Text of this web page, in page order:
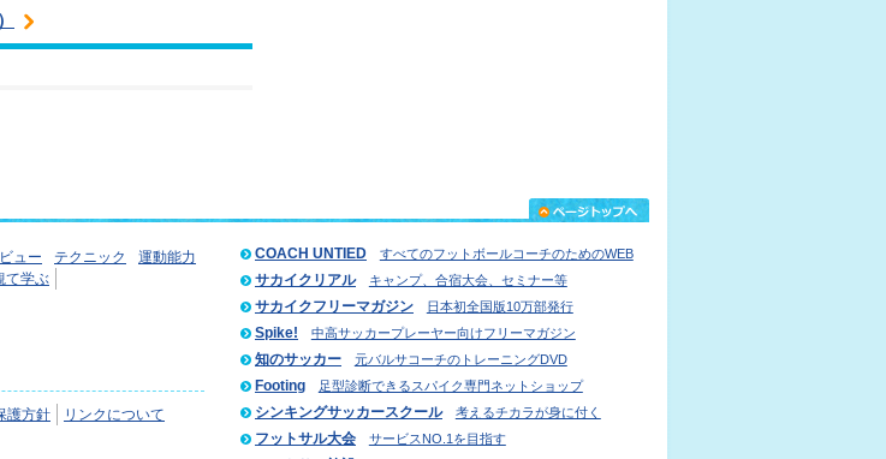
ュー テクニック
運動能力
て学ぶ
護方針
リンクについて
COACH UNTIED すべてのフットボールコーチのためのWEB
サカイクリアル キャンプ、合宿大会、セミナー等
サカイクフリーマガジン 日本初全国版10万部発行
Spike! 中高サッカープレーヤー向けフリーマガジン
知のサッカー 元バルサコーチのトレーニングDVD
Footing 足型診断できるスパイク専門ネットショップ
シンキングサッカースクール 考えるチカラが身に付く
フットサル大会 サービスNO.1を目指す